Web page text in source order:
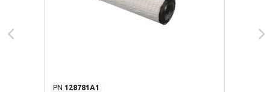
PN 128781A1